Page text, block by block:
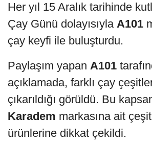
Her yıl 15 Aralık tarihinde
Çay Günü dolayısıyla A101
çay keyfi ile buluşturdu.
Paylaşım yapan A101
açıklamada, farklı çay
çıkarıldığı görüldü. Bu
Karadem markasına ait
ürünlerine dikkat çekildi.